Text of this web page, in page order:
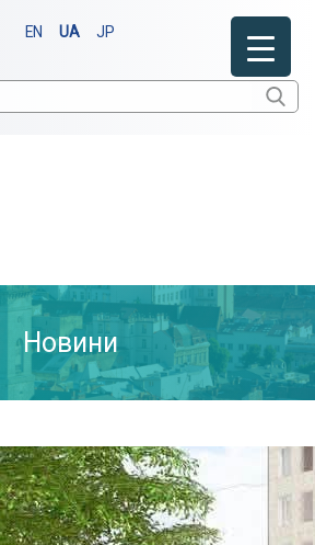
EN UA JP
Новини